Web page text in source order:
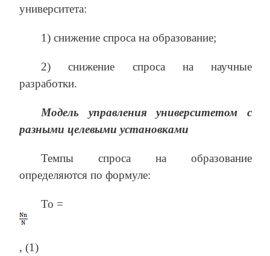
университета:
1) снижение спроса на образование;
2) снижение спроса на научные
разработки.
Модель управления университетом с
разными целевыми установками
Темпы спроса на образование
определяются по формуле:
То =
, (1)